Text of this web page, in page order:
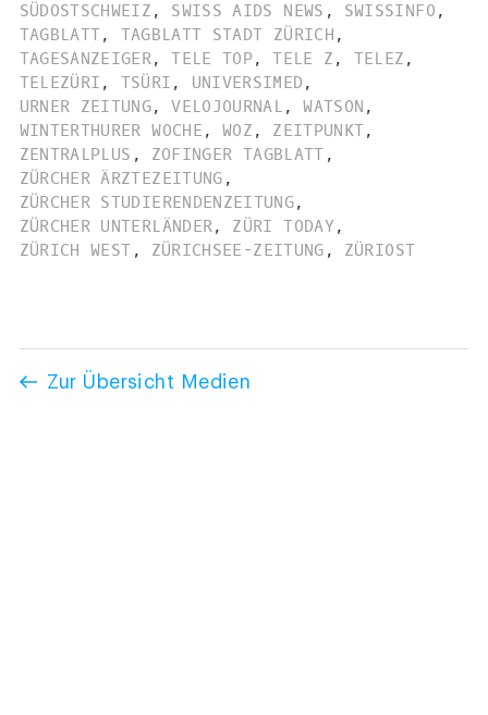
SÜDOSTSCHWEIZ , SWISS AIDS NEWS , SWISSINFO ,
TAGBLATT, TAGBLATT STADT ZÜRICH ,
TAGESANZEIGER, TELE TOP, TELE Z , TELEZ ,
TELEZÜRI , TSÜRI , UNIVERSIMED ,
URNER ZEITUNG, VELOJOURNAL , WATSON ,
WINTERTHURER WOCHE , WOZ , ZEITPUNKT,
ZENTRALPLUS , ZOFINGER TAGBLATT ,
ZÜRCHER ÄRZTEZEITUNG ,
ZÜRCHER STUDIERENDENZEITUNG,
ZÜRCHER UNTERLÄNDER, ZÜRI TODAY,
ZÜRICH WEST , ZÜRICHSEE-ZEITUNG , ZÜRIOST
Zur Übersicht Medien